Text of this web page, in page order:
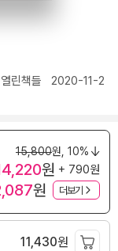
열린책들 2020-11-2
15,800원, 10%
원 + 790원
원 더보기
11,430원